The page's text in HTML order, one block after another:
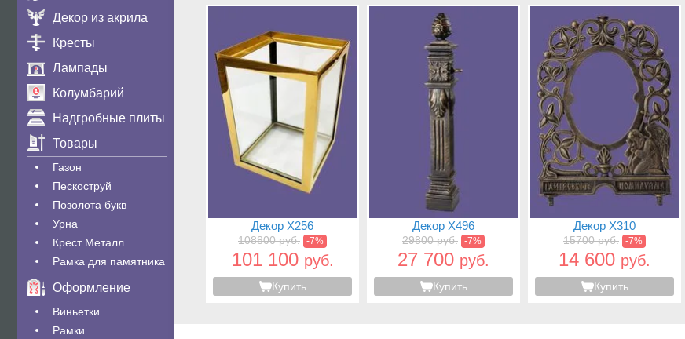
Декор из акрила
Кресты
Лампады
Колумбарий
Надгробные плиты
Товары
Газон
Пескоструй
Позолота букв
Урна
Крест Металл
Рамка для памятника
Оформление
Виньетки
Рамки
Декор X256
108800 руб. -7%
101 100 руб.
Купить
Декор X496
29800 руб. -7%
27 700 руб.
Купить
Декор X310
15700 руб. -7%
14 600 руб.
Купить